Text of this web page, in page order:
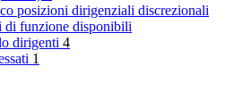
posizioni dirigenziali discrezionali
di funzione disponibili
dirigenti 4
1